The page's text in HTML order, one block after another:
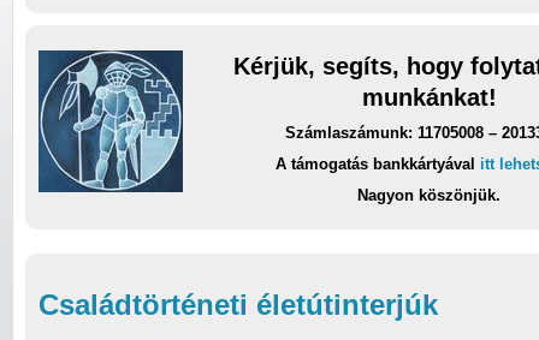
Kérjük, segíts, hogy
munkánkat!
Számlaszámunk: 11705008 –
A támogatás bankkártyával itt
Nagyon köszönjük.
Családtörténeti életútinterjúk